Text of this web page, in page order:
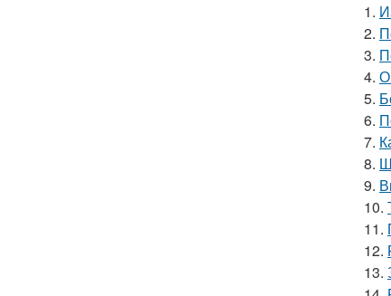
1.
2.
3.
4.
5.
6.
7.
8.
9.
10.
11.
12.
13.